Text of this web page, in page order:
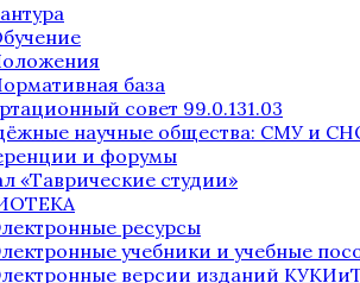
база
совет 99.0.131.03
научные общества: СМУ и
и форумы
«Таврические студии»
ресурсы
учебники и учебные
версии изданий